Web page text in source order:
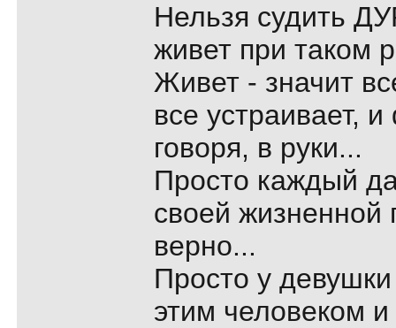
Нельзя судить
живет при таком
Живет - значит
все устраивает,
говоря, в руки...
Просто каждый
своей жизненной
верно...
Просто у
этим человеком